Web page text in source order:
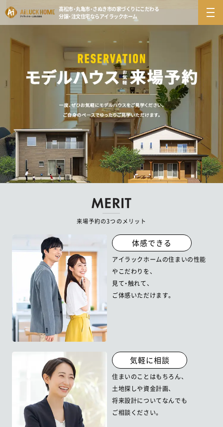
高松市・丸亀市・さぬき市の家づくりにこだわる
分譲・注文住宅ならアイラックホーム
来場予約の3つのメリット
体感できる
アイラックホームの住まいの性能
やこだわりを、
見て・触れて、
ご体感いただけます。
気軽に相談
住まいのことはもちろん、
土地探しや資金計画、
将来設計についてなんでも
ご相談ください。